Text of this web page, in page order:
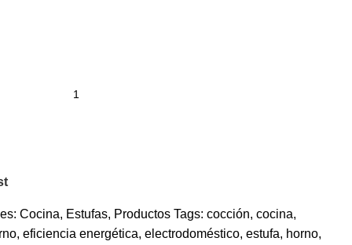
Cocina, Estufas, Productos Tags: cocción, cocina,
, eficiencia energética, electrodoméstico, estufa, horno,